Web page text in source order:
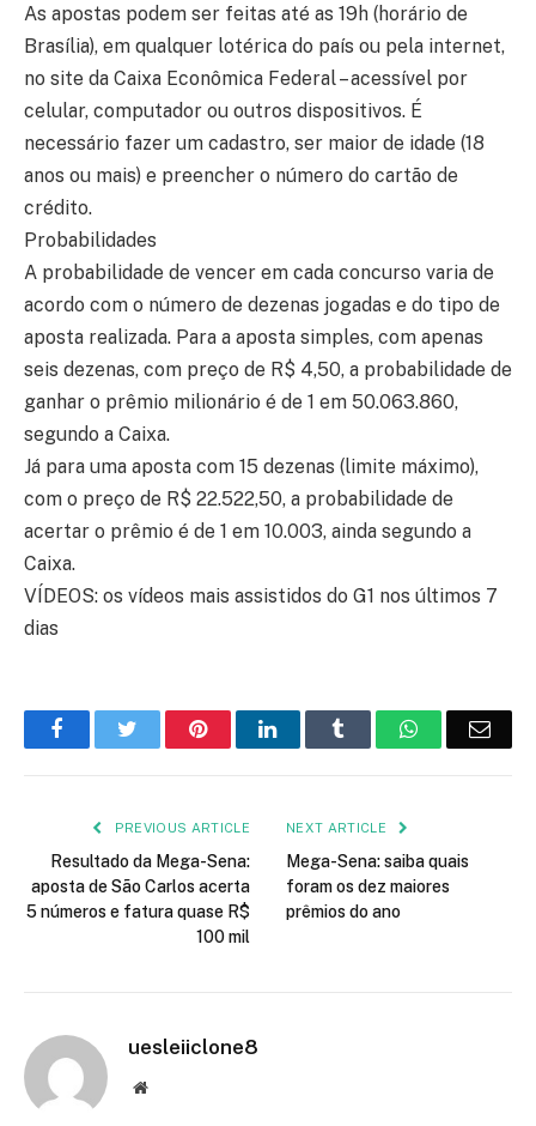
As apostas podem ser feitas até as 19h (horário de
Brasília), em qualquer lotérica do país ou pela internet,
no site da Caixa Econômica Federal – acessível por
celular, computador ou outros dispositivos. É
necessário fazer um cadastro, ser maior de idade (18
anos ou mais) e preencher o número do cartão de
crédito.
Probabilidades
A probabilidade de vencer em cada concurso varia de
acordo com o número de dezenas jogadas e do tipo de
aposta realizada. Para a aposta simples, com apenas
seis dezenas, com preço de R$ 4,50, a probabilidade de
ganhar o prêmio milionário é de 1 em 50.063.860,
segundo a Caixa.
Já para uma aposta com 15 dezenas (limite máximo),
com o preço de R$ 22.522,50, a probabilidade de
acertar o prêmio é de 1 em 10.003, ainda segundo a
Caixa.
VÍDEOS: os vídeos mais assistidos do G1 nos últimos 7
dias
FacebookTwitter PinterestLinkedIn Tumblr WhatsApp
PREVIOUS ARTICLE
Resultado da Mega-Sena:
aposta de São Carlos acerta
5 números e fatura quase R$
100 mil
NEXT ARTICLE
Mega-Sena: saiba quais
foram os dez maiores
prêmios do ano
uesleiiclone8
Website